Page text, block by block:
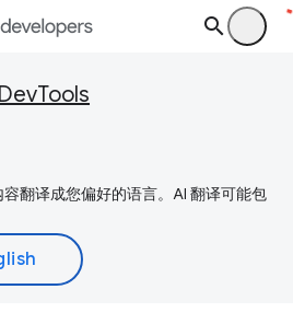
翻译成您偏好的语言。AI 翻译可能包